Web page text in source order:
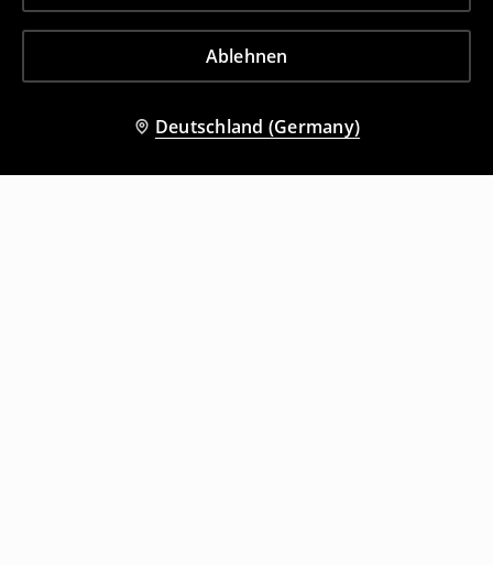
Ablehnen
Deutschland (Germany)